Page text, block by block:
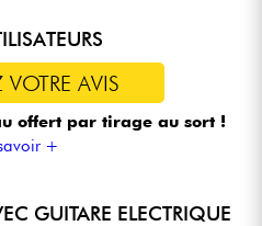
AVIS
offert par tirage au sort !
+
GUITARE ELECTRIQUE